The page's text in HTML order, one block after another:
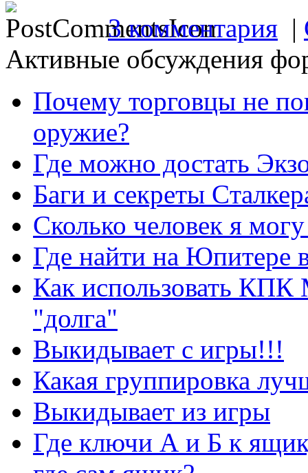
3 комментария |
Активные обсуждения
Почему торговцы не
оружие?
Где можно достать
Баги и секреты
Сколько человек я
Где найти на Юпитере
Как использовать
"долга"
Выкидывает с игры!!!
Какая группировка
Выкидывает из игры
Где ключи А и Б к